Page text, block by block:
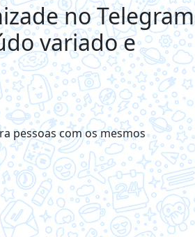
no Telegram
variado e
pessoas com os mesmos